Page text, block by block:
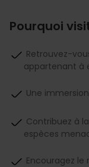
Pourquoi
Retrouvez-
appartenant à
Une
Contribuez à
espèces
Encouragez